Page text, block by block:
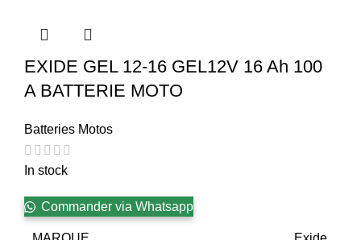
EXIDE GEL 12-16 GEL12V 16 Ah 100
A BATTERIE MOTO
Batteries Motos
In stock
Commander via Whatsapp